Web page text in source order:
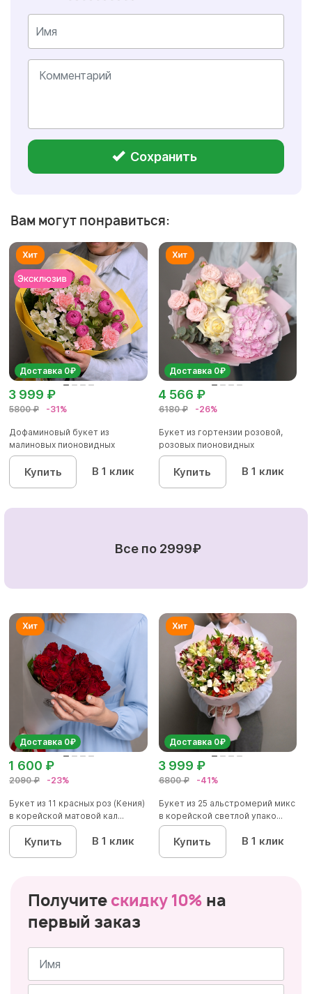
Сохранить
Вам могут понравиться:
Доставка 0₽
5800 ₽ -31%
3 999 ₽
Дофаминовый букет из
малиновых пионовидных
кустовых роз...
Купить В 1 клик
Доставка 0₽
6180 ₽ -26%
4 566 ₽
Букет из гортензии розовой,
розовых пионовидных
кустовы...
Купить В 1 клик
Все по 2999₽
Доставка 0₽
2090 ₽ -23%
1 600 ₽
Букет из 11 красных роз (Кения)
в корейской матовой кал...
Купить В 1 клик
Доставка 0₽
6800 ₽ -41%
3 999 ₽
Букет из 25 альстромерий микс
в корейской светлой упако...
Купить В 1 клик
Получите скидку 10% на
первый заказ
Имя